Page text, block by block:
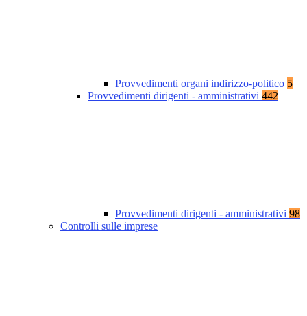
Provvedimenti organi indirizzo-politico 5
Provvedimenti dirigenti - amministrativi 442
Provvedimenti dirigenti - amministrativi 98
Controlli sulle imprese